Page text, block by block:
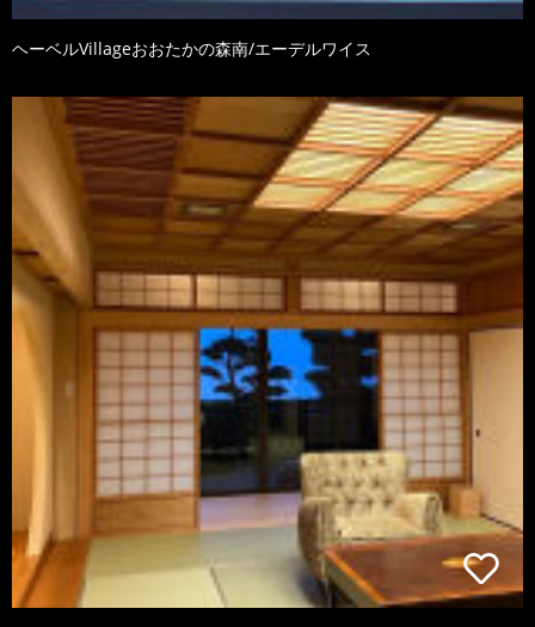
ヘーベルVillageおおたかの森南/エーデルワイス